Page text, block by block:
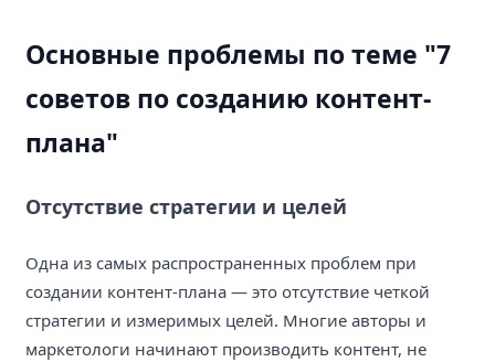
Основные проблемы по теме "7
советов по созданию контент-
плана"
Отсутствие стратегии и целей
Одна из самых распространенных проблем при
создании контент-плана — это отсутствие четкой
стратегии и измеримых целей. Многие авторы и
маркетологи начинают производить контент, не